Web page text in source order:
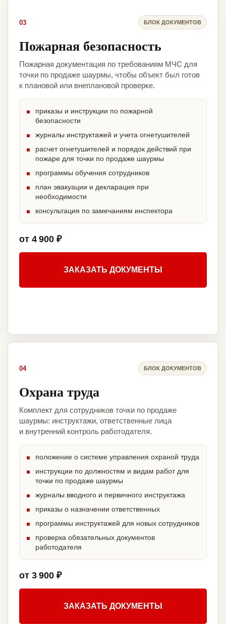
03 БЛОК ДОКУМЕНТОВ
Пожарная безопасность
Пожарная документация по требованиям МЧС для
точки по продаже шаурмы, чтобы объект был готов
к плановой или внеплановой проверке.
приказы и инструкции по пожарной
безопасности
журналы инструктажей и учета огнетушителей
расчет огнетушителей и порядок действий при
пожаре для точки по продаже шаурмы
программы обучения сотрудников
план эвакуации и декларация при
необходимости
консультация по замечаниям инспектора
от 4 900 ₽
ЗАКАЗАТЬ ДОКУМЕНТЫ
04 БЛОК ДОКУМЕНТОВ
Охрана труда
Комплект для сотрудников точки по продаже
шаурмы: инструктажи, ответственные лица
и внутренний контроль работодателя.
положение о системе управления охраной труда
инструкции по должностям и видам работ для
точки по продаже шаурмы
журналы вводного и первичного инструктажа
приказы о назначении ответственных
программы инструктажей для новых сотрудников
проверка обязательных документов
работодателя
от 3 900 ₽
ЗАКАЗАТЬ ДОКУМЕНТЫ